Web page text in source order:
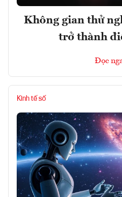
Không gian thử
trở thành
Đọc
Kinh tế số